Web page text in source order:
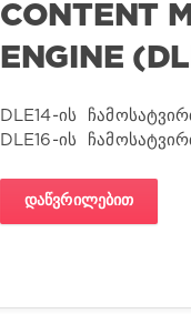
CONTENT
ENGINE
DLE14-ის
DLE16-ის
ᲓᲐᲬᲕᲠᲘᲚᲔᲑᲘᲗ